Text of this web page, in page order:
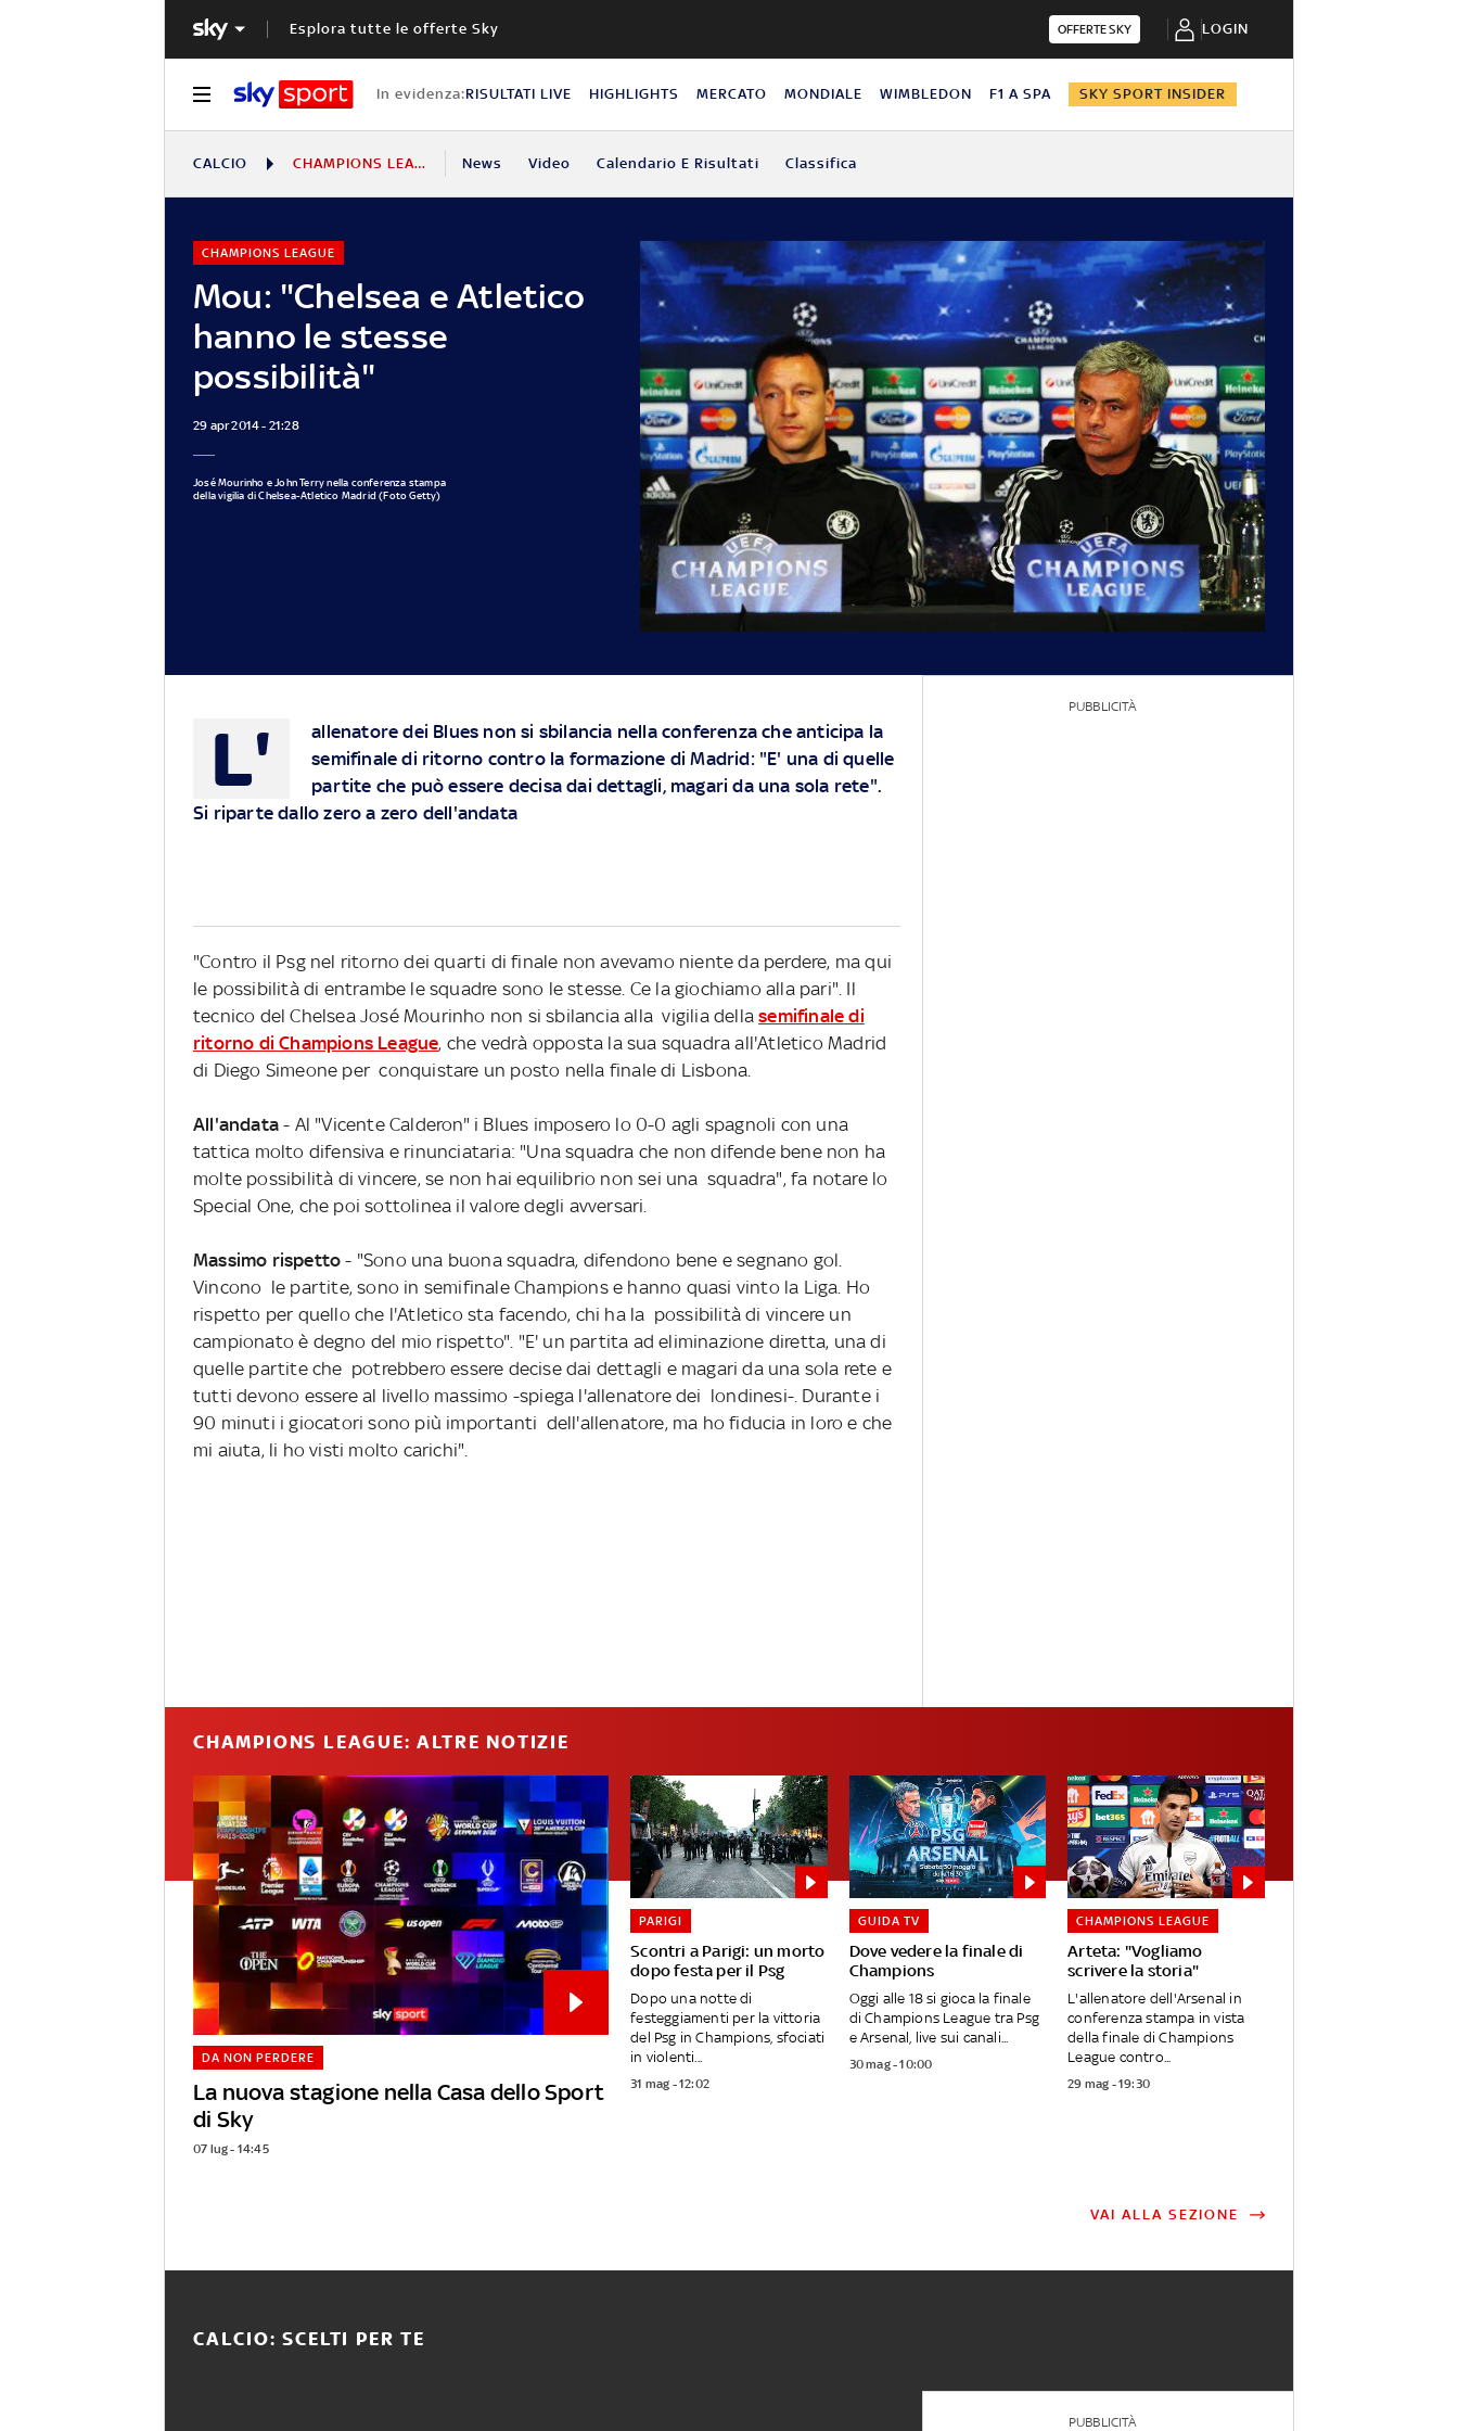
Esplora tutte le offerte Sky OFFERTE SKY LOGIN
In evidenza:RISULTATI LIVE HIGHLIGHTS MERCATO MONDIALE WIMBLEDON F1 A SPA SKY SPORT INSIDER
CALCIO CHAMPIONS LEAGUE News Video Calendario E Risultati Classifica
Mou: "Chelsea e Atletico
hanno le stesse
possibilità"
CHAMPIONS LEAGUE
29 apr 2014 - 21:28
José Mourinho e John Terry nella conferenza stampa
della vigilia di Chelsea-Atletico Madrid (Foto Getty)
L'
allenatore dei Blues non si sbilancia nella conferenza che anticipa la
semifinale di ritorno contro la formazione di Madrid: "E' una di quelle
partite che può essere decisa dai dettagli, magari da una sola rete".
Si riparte dallo zero a zero dell'andata
"Contro il Psg nel ritorno dei quarti di finale non avevamo niente da perdere, ma qui
le possibilità di entrambe le squadre sono le stesse. Ce la giochiamo alla pari". Il
tecnico del Chelsea José Mourinho non si sbilancia alla vigilia dellasemifinale di
ritorno di Champions League, che vedrà opposta la sua squadra all'Atletico Madrid
di Diego Simeone per conquistare un posto nella finale di Lisbona.
All'andata- Al "Vicente Calderon" i Blues imposero lo 0-0 agli spagnoli con una
tattica molto difensiva e rinunciataria: "Una squadra che non difende bene non ha
molte possibilità di vincere, se non hai equilibrio non sei una squadra", fa notare lo
Special One, che poi sottolinea il valore degli avversari.
Massimo rispetto - "Sono una buona squadra, difendono bene e segnano gol.
Vincono le partite, sono in semifinale Champions e hanno quasi vinto la Liga. Ho
rispetto per quello che l'Atletico sta facendo, chi ha la possibilità di vincere un
campionato è degno del mio rispetto". "E' un partita ad eliminazione diretta, una di
quelle partite che potrebbero essere decise dai dettagli e magari da una sola rete e
tutti devono essere al livello massimo -spiega l'allenatore dei londinesi-. Durante i
90 minuti i giocatori sono più importanti dell'allenatore, ma ho fiducia in loro e che
mi aiuta, li ho visti molto carichi".
PUBBLICITÀ
CHAMPIONS LEAGUE: ALTRE NOTIZIE
La nuova stagione nella Casa dello Sport
di Sky
DA NON PERDERE
07 lug - 14:45
Scontri a Parigi: un morto
dopo festa per il Psg
PARIGI
Dopo una notte di
festeggiamenti per la vittoria
del Psg in Champions, sfociati
in violenti...
31 mag - 12:02
Dove vedere la finale di
Champions
GUIDA TV
Oggi alle 18 si gioca la finale
di Champions League tra Psg
e Arsenal, live sui canali...
30 mag - 10:00
Arteta: "Vogliamo
scrivere la storia"
CHAMPIONS LEAGUE
L'allenatore dell'Arsenal in
conferenza stampa in vista
della finale di Champions
League contro...
29 mag - 19:30
VAI ALLA SEZIONE
CALCIO: SCELTI PER TE
PUBBLICITÀ